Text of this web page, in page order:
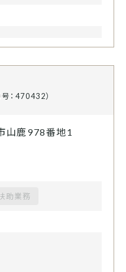
：470432）
山鹿978番地1
助業務